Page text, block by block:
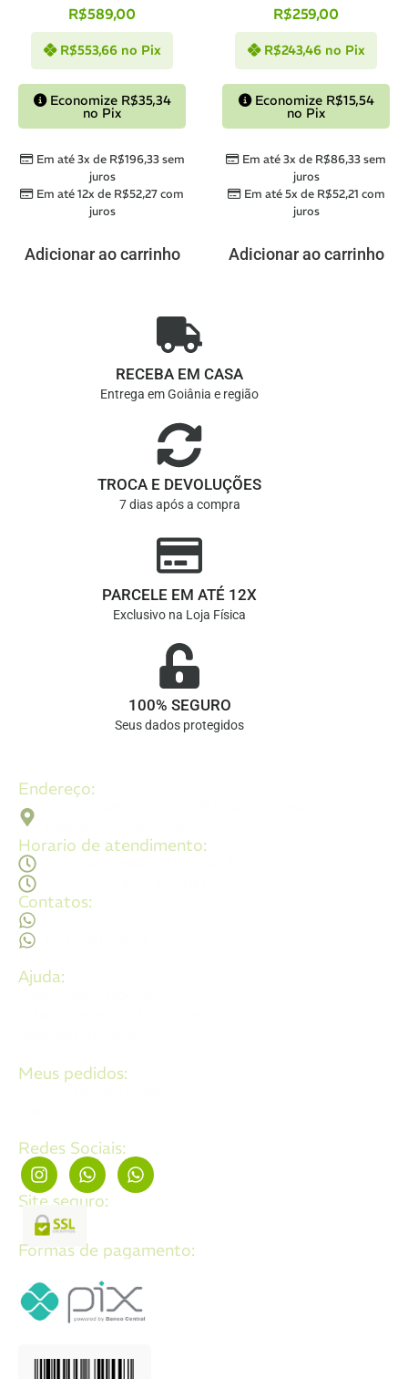
R$589,00
Em até 3x de R$196,33sem
juros
Em até 12x de R$52,27com
juros
R$553,66 no Pix
Economize R$35,34
no Pix
Adicionar ao carrinho
R$259,00
Em até 3x de R$86,33sem
juros
Em até 5x de R$52,21 com
juros
R$243,46 no Pix
Economize R$15,54
no Pix
Adicionar ao carrinho
RECEBA EM CASA
Entrega em Goiânia e região
TROCA E DEVOLUÇÕES
7 dias após a compra
PARCELE EM ATÉ 12X
Exclusivo na Loja Física
100% SEGURO
Seus dados protegidos
Endereço:
Horario de atendimento:
Contatos:
Ajuda:
Meus pedidos:
Redes Sociais:
Site seguro:
Formas de pagamento: